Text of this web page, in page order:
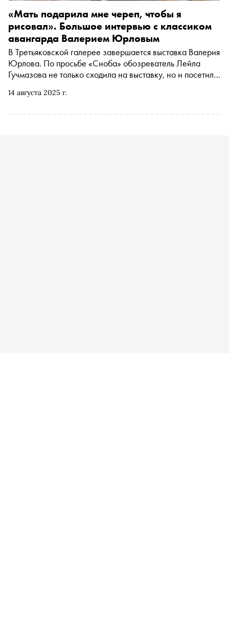
14 августа 2025 г.
«Мать подарила мне череп, чтобы я
рисовал». Большое интервью с классиком
авангарда Валерием Юрловым
В Третьяковской галерее завершается выставка Валерия
Юрлова. По просьбе «Сноба» обозреватель Лейла
Гучмазова не только сходила на выставку, но и посетила
героем — о теоретике формализма Шкловском и